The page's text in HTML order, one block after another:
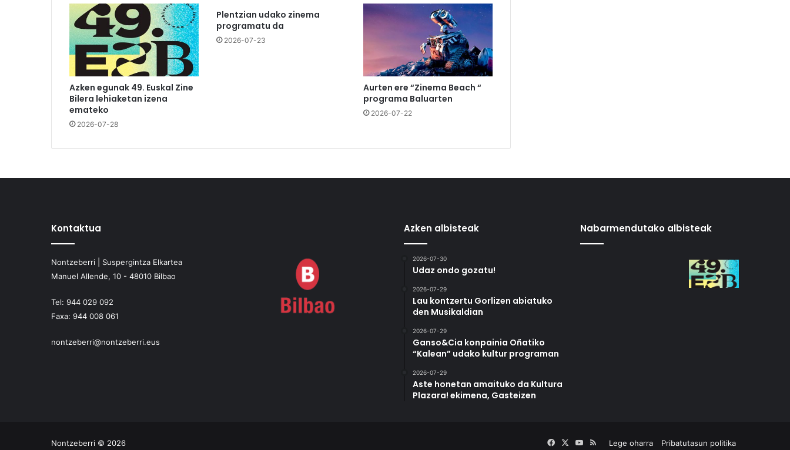
Azken egunak 49. Euskal Zine
Bilera lehiaketan izena
emateko
2026-07-28
Plentzian udako zinema
programatu da
2026-07-23
Aurten ere “Zinema Beach “
programa Baluarten
2026-07-22
Kontaktua
Nontzeberri | Suspergintza Elkartea
Manuel Allende, 10 - 48010 Bilbao
Tel: 944 029 092
Faxa: 944 008 061
nontzeberri@nontzeberri.eus
Azken albisteak
2026-07-30
Udaz ondo gozatu!
2026-07-29
Lau kontzertu Gorlizen abiatuko
den Musikaldian
2026-07-29
Ganso&Cia konpainia Oñatiko
“Kalean” udako kultur programan
2026-07-29
Aste honetan amaituko da Kultura
Plazara! ekimena, Gasteizen
Nabarmendutako albisteak
Nontzeberri © 2026 Lege oharra Pribatutasun politika
FacebookYouTube
RSS